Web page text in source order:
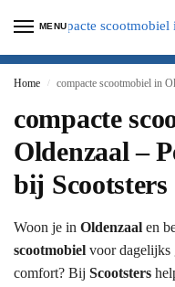
MENU
Home / compacte scootmobiel in
compacte
Oldenzaal –
bij Scootsters
Woon je in Oldenzaal en
scootmobiel voor dagelijks
comfort? Bij Scootsters